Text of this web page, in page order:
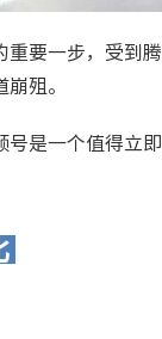
要一步，受到
殂。
号是一个值得立